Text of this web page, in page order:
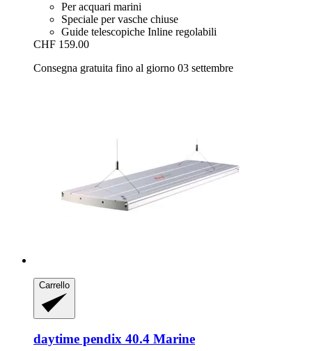
Per acquari marini
Speciale per vasche chiuse
Guide telescopiche Inline regolabili
CHF 159.00
Consegna gratuita fino al giorno 03 settembre
Carrello
daytime pendix 40.4 Marine